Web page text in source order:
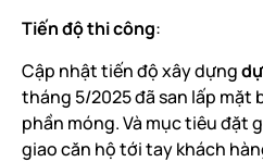
Tiến độ thi công:
Cập nhật tiến độ xây dựng
tháng 5/2025 đã san lấp mặt
phần móng. Và mục tiêu đặt
giao căn hộ tới tay khách